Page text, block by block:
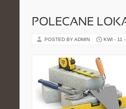
POLECANE
POSTED BY ADMIN KWI - 11